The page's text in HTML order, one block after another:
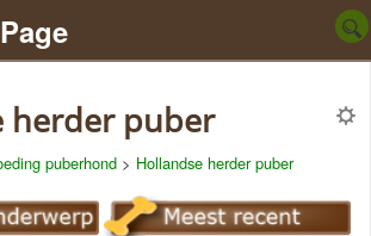
herder puber
puberhond > Hollandse herder puber